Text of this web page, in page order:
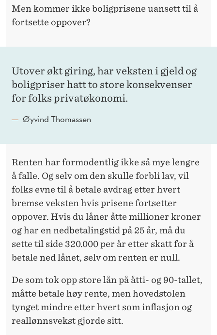
Men kommer ikke boligprisene uansett til å
fortsette oppover?
Utover økt giring, har veksten i gjeld og
boligpriser hatt to store konsekvenser
for folks privatøkonomi.
Øyvind Thomassen
Renten har formodentlig ikke så mye lengre
å falle. Og selv om den skulle forbli lav, vil
folks evne til å betale avdrag etter hvert
bremse veksten hvis prisene fortsetter
oppover. Hvis du låner åtte millioner kroner
og har en nedbetalingstid på 25 år, må du
sette til side 320.000 per år etter skatt for å
betale ned lånet, selv om renten er null.
De som tok opp store lån på åtti- og 90-tallet,
måtte betale høy rente, men hovedstolen
tynget mindre etter hvert som inflasjon og
reallønnsvekst gjorde sitt.